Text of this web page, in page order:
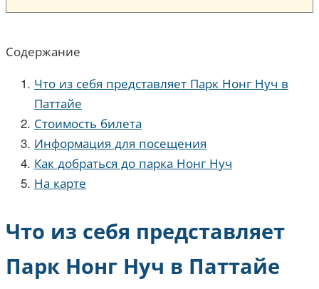
Содержание
Что из себя представляет Парк Нонг Нуч в
Паттайе
Стоимость билета
Информация для посещения
Как добраться до парка Нонг Нуч
На карте
Что из себя представляет
Парк Нонг Нуч в Паттайе